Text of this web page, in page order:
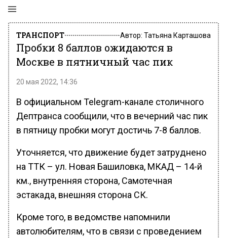
ТРАНСПОРТ Автор: Татьяна Карташова
Пробки 8 баллов ожидаются в
Москве в пятничный час пик
20 мая 2022, 14:36
В официальном Telegram-канале столичного
Дептранса сообщили, что в вечерний час пик
в пятницу пробки могут достичь 7-8 баллов.
Уточняется, что движение будет затруднено
на ТТК – ул. Новая Башиловка, МКАД – 14-й
км., внутренняя сторона, Самотечная
эстакада, внешняя сторона СК.
Кроме того, в ведомстве напомнили
автолюбителям, что в связи с проведением